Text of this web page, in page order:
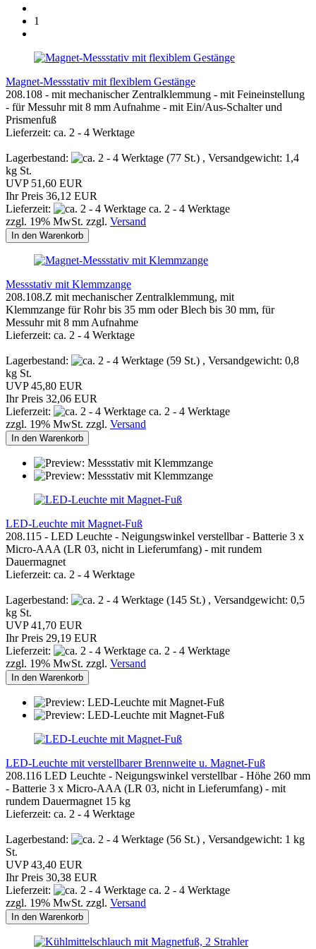
1
Magnet-Messstativ mit flexiblem Gestänge
208.108 - mit mechanischer Zentralklemmung - mit Feineinstellung
- für Messuhr mit 8 mm Aufnahme - mit Ein/Aus-Schalter und
Prismenfuß
Lieferzeit: ca. 2 - 4 Werktage
Lagerbestand: (77 St.) , Versandgewicht: 1,4
kg St.
UVP 51,60 EUR
Ihr Preis 36,12 EUR
Lieferzeit:
ca. 2 - 4 Werktage
zzgl. 19% MwSt. zzgl. Versand
In den Warenkorb
Messstativ mit Klemmzange
208.108.Z mit mechanischer Zentralklemmung, mit
Klemmzange für Rohr bis 35 mm oder Blech bis 30 mm, für
Messuhr mit 8 mm Aufnahme
Lieferzeit: ca. 2 - 4 Werktage
Lagerbestand: (59 St.) , Versandgewicht: 0,8
kg St.
UVP 45,80 EUR
Ihr Preis 32,06 EUR
Lieferzeit:
ca. 2 - 4 Werktage
zzgl. 19% MwSt. zzgl. Versand
In den Warenkorb
LED-Leuchte mit Magnet-Fuß
208.115 - LED Leuchte - Neigungswinkel verstellbar - Batterie 3 x
Micro-AAA (LR 03, nicht in Lieferumfang) - mit rundem
Dauermagnet
Lieferzeit: ca. 2 - 4 Werktage
Lagerbestand: (145 St.) , Versandgewicht: 0,5
kg St.
UVP 41,70 EUR
Ihr Preis 29,19 EUR
Lieferzeit:
ca. 2 - 4 Werktage
zzgl. 19% MwSt. zzgl. Versand
In den Warenkorb
LED-Leuchte mit verstellbarer Brennweite u. Magnet-Fuß
208.116 LED Leuchte - Neigungswinkel verstellbar - Höhe 260 mm
- Batterie 3 x Micro-AAA (LR 03, nicht in Lieferumfang) - mit
rundem Dauermagnet 15 kg
Lieferzeit: ca. 2 - 4 Werktage
Lagerbestand: (56 St.) , Versandgewicht: 1 kg
St.
UVP 43,40 EUR
Ihr Preis 30,38 EUR
Lieferzeit:
ca. 2 - 4 Werktage
zzgl. 19% MwSt. zzgl. Versand
In den Warenkorb